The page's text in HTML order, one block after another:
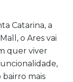
Catarina, a
o Ares vai
quer viver
mais